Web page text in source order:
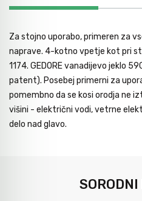
Za stojno uporabo, primeren za
naprave. 4-kotno vpetje kot pri
1174. GEDORE vanadijevo jeklo
patent). Posebej primerni za
pomembno da se kosi orodja ne
višini - električni vodi, vetrne
delo nad glavo.